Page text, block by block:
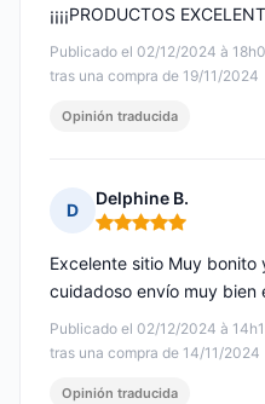
Publicado el 02/12/2024 à
tras una compra de 19/11/2024
¡¡¡¡PRODUCTOS
Opinión traducida
D
Delphine B.
Nota: 5 de 5
Publicado el 02/12/2024 à
tras una compra de 14/11/2024
Excelente sitio Muy
cuidadoso envío muy bien
Opinión traducida